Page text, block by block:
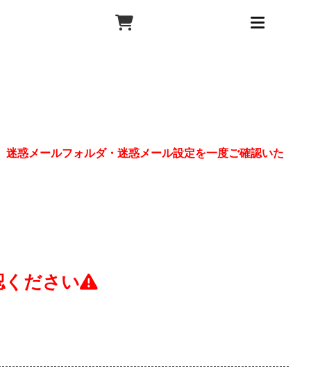
惑メールフォルダ・迷惑メール設定を一度ご確認いた
ください